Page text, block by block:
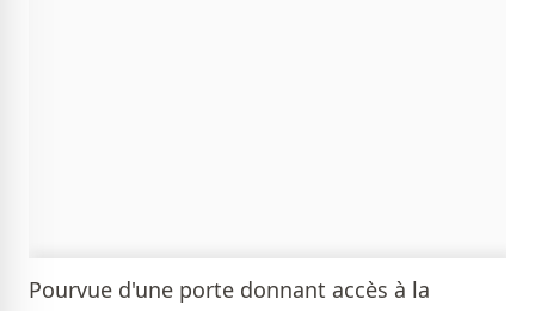
Pourvue d'une porte donnant accès à la